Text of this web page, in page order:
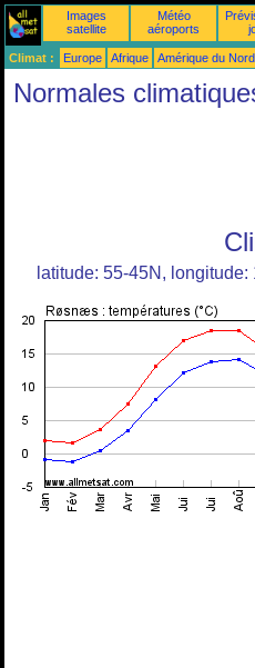
Images
satellite
Météo
aéroports
Climat : Europe Afrique Amérique du Nord
Normales
latitude: 55-45N,